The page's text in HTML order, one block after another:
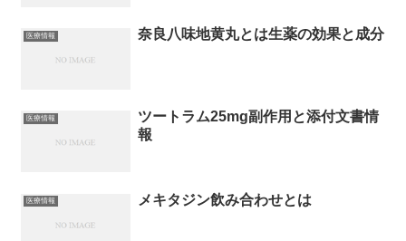
医療情報 奈良八味地黄丸とは生薬の効果と成分
医療情報
ツートラム25mg副作用と添付文書情
報
医療情報 メキタジン飲み合わせとは